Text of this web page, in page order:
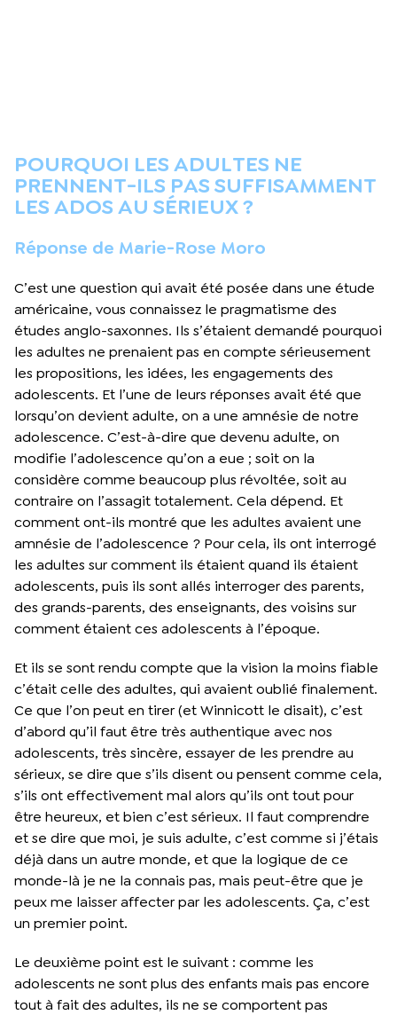
POURQUOI LES ADULTES NE
PRENNENT-ILS PAS SUFFISAMMENT
LES ADOS AU SÉRIEUX ?
Réponse de Marie-Rose Moro
C’est une question qui avait été posée dans une étude
américaine, vous connaissez le pragmatisme des
études anglo-saxonnes. Ils s’étaient demandé pourquoi
les adultes ne prenaient pas en compte sérieusement
les propositions, les idées, les engagements des
adolescents. Et l’une de leurs réponses avait été que
lorsqu’on devient adulte, on a une amnésie de notre
adolescence. C’est-à-dire que devenu adulte, on
modifie l’adolescence qu’on a eue ; soit on la
considère comme beaucoup plus révoltée, soit au
contraire on l’assagit totalement. Cela dépend. Et
comment ont-ils montré que les adultes avaient une
amnésie de l’adolescence ? Pour cela, ils ont interrogé
les adultes sur comment ils étaient quand ils étaient
adolescents, puis ils sont allés interroger des parents,
des grands-parents, des enseignants, des voisins sur
comment étaient ces adolescents à l’époque.
Et ils se sont rendu compte que la vision la moins fiable
c’était celle des adultes, qui avaient oublié finalement.
Ce que l’on peut en tirer (et Winnicott le disait), c’est
d’abord qu’il faut être très authentique avec nos
adolescents, très sincère, essayer de les prendre au
sérieux, se dire que s’ils disent ou pensent comme cela,
s’ils ont effectivement mal alors qu’ils ont tout pour
être heureux, et bien c’est sérieux. Il faut comprendre
et se dire que moi, je suis adulte, c’est comme si j’étais
déjà dans un autre monde, et que la logique de ce
monde-là je ne la connais pas, mais peut-être que je
peux me laisser affecter par les adolescents. Ça, c’est
un premier point.
Le deuxième point est le suivant : comme les
adolescents ne sont plus des enfants mais pas encore
tout à fait des adultes, ils ne se comportent pas